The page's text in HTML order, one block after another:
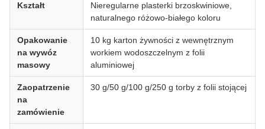
Kształt
Nieregularne plasterki brzoskwiniowe,
naturalnego różowo-białego koloru
Opakowanie
na wywóz
masowy
10 kg karton żywności z wewnętrznym
workiem wodoszczelnym z folii
aluminiowej
Zaopatrzenie
na
zamówienie
30 g/50 g/100 g/250 g torby z folii stojącej